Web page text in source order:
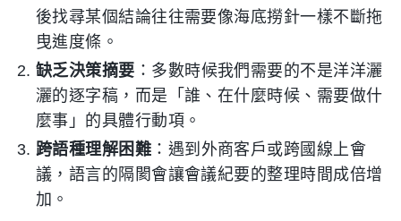
後找尋某個結論往往需要像海底撈針一樣不斷拖
曳進度條。
缺乏決策摘要 ：多數時候我們需要的不是洋洋灑
灑的逐字稿，而是「誰、在什麼時候、需要做什
麼事」的具體行動項。
跨語種理解困難 ：遇到外商客戶或跨國線上會
議，語言的隔閡會讓會議紀要的整理時間成倍增
加。